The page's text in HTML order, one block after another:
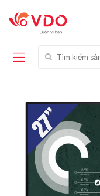
Tìm kiếm sản
Liên hệ
NVMe™ SSD
Storage Micron -
64GB - 15.36TB